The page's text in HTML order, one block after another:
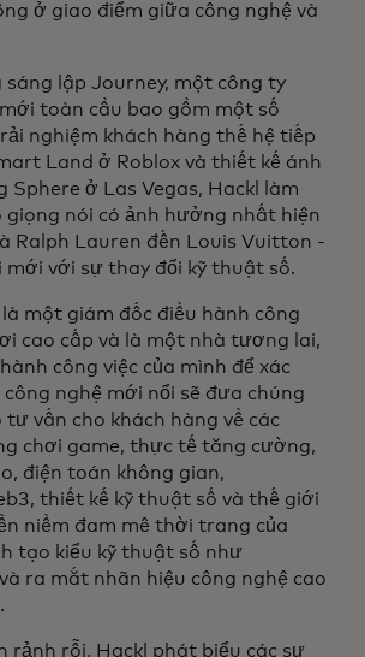
ở giao điểm giữa công nghệ và
sáng lập Journey, một công ty
toàn cầu bao gồm một số
nghiệm khách hàng thế hệ tiếp
Land ở Roblox và thiết kế ánh
Sphere ở Las Vegas, Hackl làm
giọng nói có ảnh hưởng nhất hiện
Ralph Lauren đến Louis Vuitton -
mới với sự thay đổi kỹ thuật số.
một giám đốc điều hành công
cao cấp và là một nhà tương lai,
công việc của mình để xác
nghệ mới nổi sẽ đưa chúng
tư vấn cho khách hàng về các
chơi game, thực tế tăng cường,
điện toán không gian,
thiết kế kỹ thuật số và thế giới
niềm đam mê thời trang của
tạo kiểu kỹ thuật số như
ra mắt nhãn hiệu công nghệ cao
rảnh rỗi, Hackl phát biểu các sự